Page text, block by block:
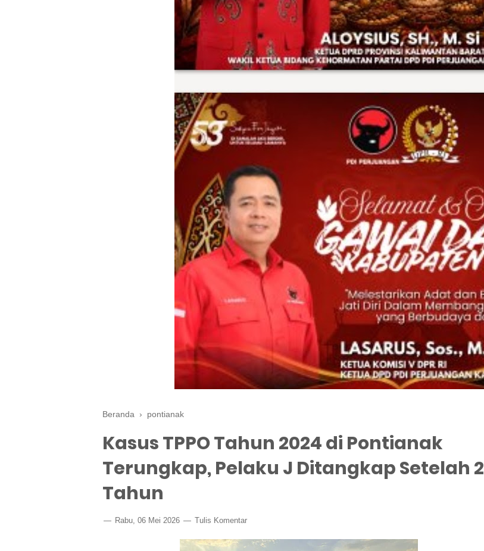
Beranda › pontianak
Kasus TPPO Tahun 2024 di Pontianak
Terungkap, Pelaku J Ditangkap Setelah 2
Tahun
Rabu, 06 Mei 2026 Tulis Komentar